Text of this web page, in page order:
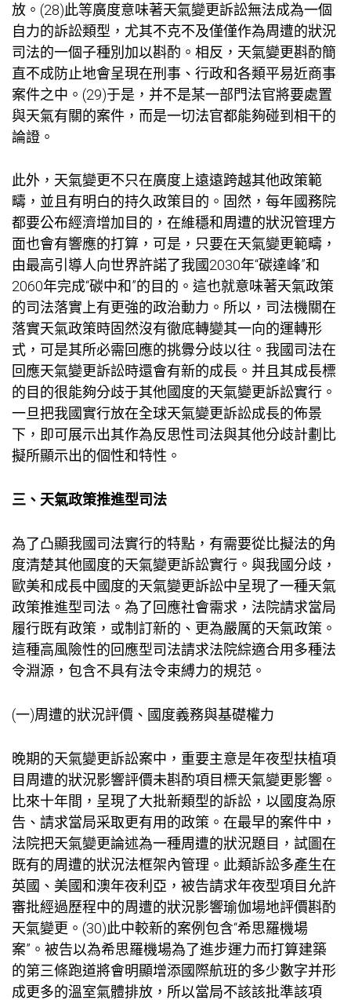
放。(28)此等廣度意味著天氣變更訴訟無法成為一個
自力的訴訟類型，尤其不克不及僅僅作為周遭的狀況
司法的一個子種別加以斟酌。相反，天氣變更斟酌簡
直不成防止地會呈現在刑事、行政和各類平易近商事
案件之中。(29)于是，并不是某一部門法官將要處置
與天氣有關的案件，而是一切法官都能夠碰到相干的
論證。
此外，天氣變更不只在廣度上遠遠跨越其他政策範
疇，並且有明白的持久政策目的。固然，每年國務院
都要公布經濟增加目的，在維穩和周遭的狀況管理方
面也會有響應的打算，可是，只要在天氣變更範疇，
由最高引導人向世界許諾了我國2030年“碳達峰”和
2060年完成“碳中和”的目的。這也就意味著天氣政策
的司法落實上有更強的政治動力。所以，司法機關在
落實天氣政策時固然沒有徹底轉變其一向的運轉形
式，可是其所必需回應的挑釁分歧以往。我國司法在
回應天氣變更訴訟時還會有新的成長。并且其成長標
的目的很能夠分歧于其他國度的天氣變更訴訟實行。
一旦把我國實行放在全球天氣變更訴訟成長的佈景
下，即可展示出其作為反思性司法與其他分歧計劃比
擬所顯示出的個性和特性。
三、天氣政策推進型司法
為了凸顯我國司法實行的特點，有需要從比擬法的角
度清楚其他國度的天氣變更訴訟實行。與我國分歧，
歐美和成長中國度的天氣變更訴訟中呈現了一種天氣
政策推進型司法。為了回應社會需求，法院請求當局
履行既有政策，或制訂新的、更為嚴厲的天氣政策。
這種高風險性的回應型司法請求法院綜適合用多種法
令淵源，包含不具有法令束縛力的規范。
(一)周遭的狀況評價、國度義務與基礎權力
晚期的天氣變更訴訟案中，重要主意是年夜型扶植項
目周遭的狀況影響評價未斟酌項目標天氣變更影響。
比來十年間，呈現了大批新類型的訴訟，以國度為原
告、請求當局采取更有用的政策。在最早的案件中，
法院把天氣變更論述為一種周遭的狀況題目，試圖在
既有的周遭的狀況法框架內管理。此類訴訟多產生在
英國、美國和澳年夜利亞，被告請求年夜型項目允許
審批經過歷程中的周遭的狀況影響瑜伽場地評價斟酌
天氣變更。(30)此中較新的案例包含“希思羅機場
案”。被告以為希思羅機場為了進步運力而打算建築
的第三條跑道將會明顯增添國際航班的多少數字并形
成更多的溫室氣體排放，所以當局不該該批準該項